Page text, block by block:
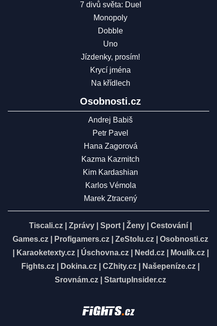
7 divů světa: Duel
Monopoly
Dobble
Uno
Jízdenky, prosím!
Krycí jména
Na křídlech
Osobnosti.cz
Andrej Babiš
Petr Pavel
Hana Zagorová
Kazma Kazmitch
Kim Kardashian
Karlos Vémola
Marek Ztracený
Tiscali.cz Zprávy Sport Ženy Cestování
Games.cz
Profigamers.cz ZeStolu.cz
Osobnosti.cz
Karaoketexty.cz| Úschovna.cz| Nedd.cz| Moulík.cz|
Fights.cz
Dokina.cz CZhity.cz Našepeníze.cz
Srovnám.cz
StartupInsider.cz